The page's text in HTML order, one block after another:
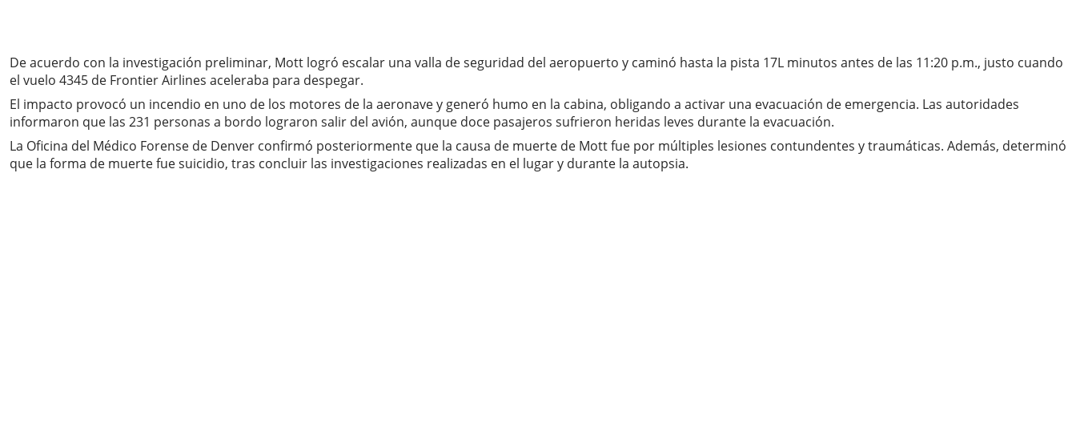
De acuerdo con la investigación preliminar, Mott logró escalar una valla de seguridad del aeropuerto y caminó hasta la pista 17L minutos antes de las 11:20 p.m., justo cuando
el vuelo 4345 de Frontier Airlines aceleraba para despegar.
El impacto provocó un incendio en uno de los motores de la aeronave y generó humo en la cabina, obligando a activar una evacuación de emergencia. Las autoridades
informaron que las 231 personas a bordo lograron salir del avión, aunque doce pasajeros sufrieron heridas leves durante la evacuación.
La Oficina del Médico Forense de Denver confirmó posteriormente que la causa de muerte de Mott fue por múltiples lesiones contundentes y traumáticas. Además, determinó
que la forma de muerte fue suicidio, tras concluir las investigaciones realizadas en el lugar y durante la autopsia.